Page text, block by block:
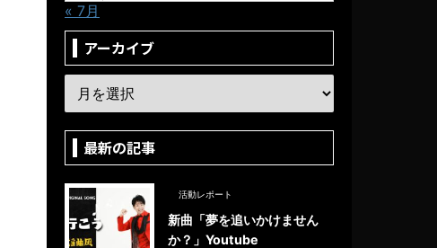
« 7月
アーカイブ
最新の記事
活動レポート
新曲「夢を追いかけません
か？」Youtube